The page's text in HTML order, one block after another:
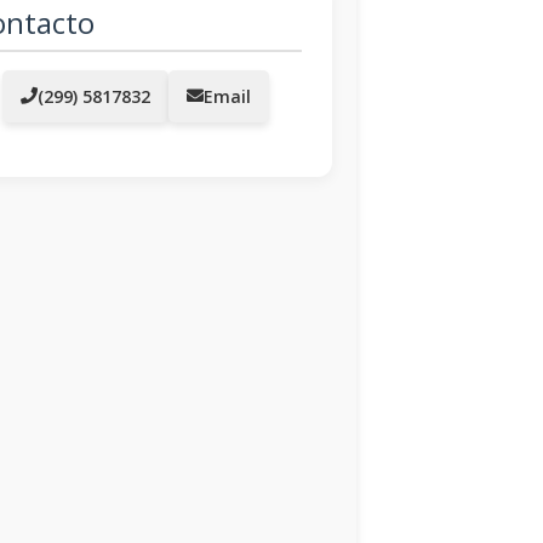
(299) 5817832 Email